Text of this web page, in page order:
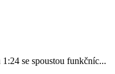
se spoustou funkčníc...